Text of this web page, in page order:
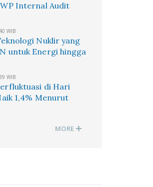
Internal Audit
WIB
Nuklir yang
untuk Energi hingga
WIB
di Hari
1,4% Menurut
MORE